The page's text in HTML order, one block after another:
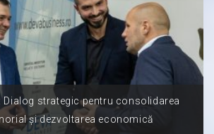
Dialog strategic pentru consolidarea
și dezvoltarea economică